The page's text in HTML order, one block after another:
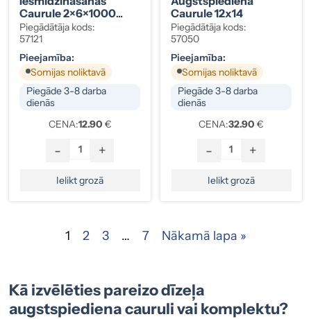
Caurule 2×6×1000
Mm, Gali 12×12
Piegādātāja kods:
57121
Pieejamība:
Somijas noliktavā
Piegāde 3-8 darba
dienās
CENA:12.90 €
- +
Ielikt grozā
Caurule 12x14
Piegādātāja kods:
57050
Pieejamība:
Somijas noliktavā
Piegāde 3-8 darba
dienās
CENA:32.90 €
- +
Ielikt grozā
1 2 3 … 7 Nākamā lapa »
Kā izvēlēties pareizo dīzeļa
augstspiediena cauruli vai komplektu?